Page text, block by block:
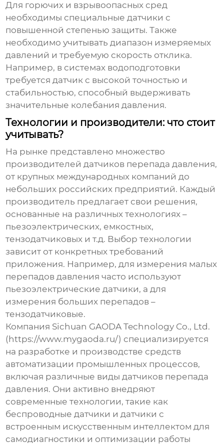
Для горючих и взрывоопасных сред
необходимы специальные датчики с
повышенной степенью защиты. Также
необходимо учитывать диапазон измеряемых
давлений и требуемую скорость отклика.
Например, в системах водоподготовки
требуется датчик с высокой точностью и
стабильностью, способный выдерживать
значительные колебания давления.
Технологии и производители: что стоит
учитывать?
На рынке представлено множество
производителей датчиков перепада давления,
от крупных международных компаний до
небольших российских предприятий. Каждый
производитель предлагает свои решения,
основанные на различных технологиях –
пьезоэлектрических, емкостных,
тензодатчиковых и т.д. Выбор технологии
зависит от конкретных требований
приложения. Например, для измерения малых
перепадов давления часто используют
пьезоэлектрические датчики, а для
измерения больших перепадов –
тензодатчиковые.
Компания Sichuan GAODA Technology Co., Ltd.
(https://www.mygaoda.ru/) специализируется
на разработке и производстве средств
автоматизации промышленных процессов,
включая различные виды датчиков перепада
давления. Они активно внедряют
современные технологии, такие как
беспроводные датчики и датчики с
встроенным искусственным интеллектом для
самодиагностики и оптимизации работы